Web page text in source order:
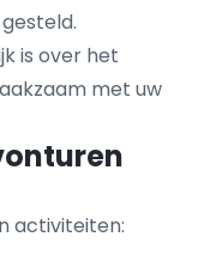
is over het
met uw
activiteiten: